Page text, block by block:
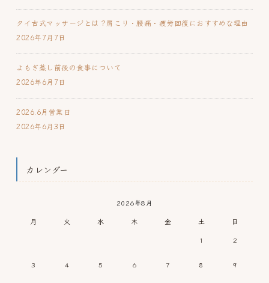
タイ古式マッサージとは？肩こり・腰痛・疲労回復におすすめな理由
2026年7月7日
よもぎ蒸し前後の食事について
2026年6月7日
2026.6月営業日
2026年6月3日
カレンダー
2026年8月
月
火 水 木 金 土
日
1
2
3 4 5 6 7 8 9